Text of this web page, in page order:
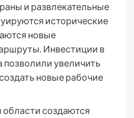
и развлекательные
исторические
новые
Инвестиции в
позволили увеличить
новые рабочие
создаются